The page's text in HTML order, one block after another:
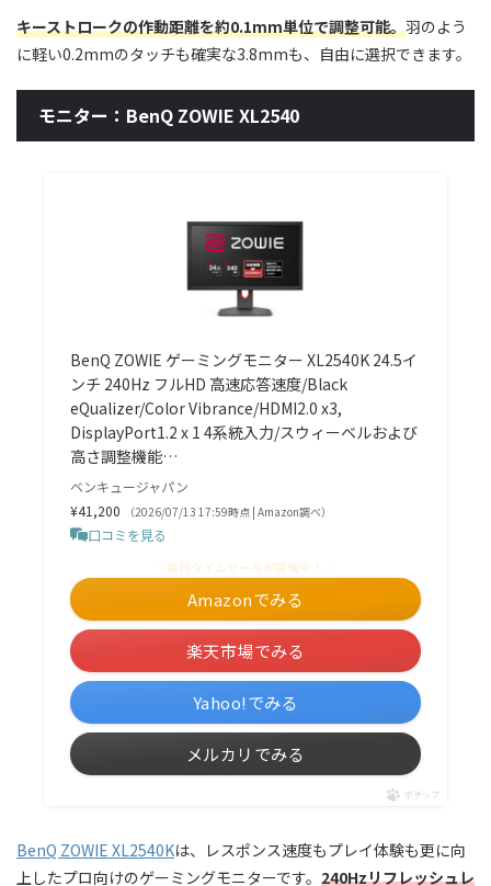
キーストロークの作動距離を約0.1mm単位で調整可能。羽のよう
に軽い0.2mmのタッチも確実な3.8mmも、自由に選択できます。
モニター：BenQ ZOWIE XL2540
BenQ ZOWIE ゲーミングモニター XL2540K 24.5イ
ンチ 240Hz フルHD 高速応答速度/Black
eQualizer/Color Vibrance/HDMI2.0 x3,
DisplayPort1.2 x 1 4系統入力/スウィーベルおよび
高さ調整機能…
ベンキュージャパン
¥41,200
（2026/07/13 17:59時点 | Amazon調べ）
口コミを見る
＼毎日タイムセールが開催中！／
Amazonでみる
楽天市場でみる
Yahoo!でみる
メルカリでみる
ポチップ
BenQ ZOWIE XL2540Kは、レスポンス速度もプレイ体験も更に向
上したプロ向けのゲーミングモニターです。 240Hzリフレッシュレ